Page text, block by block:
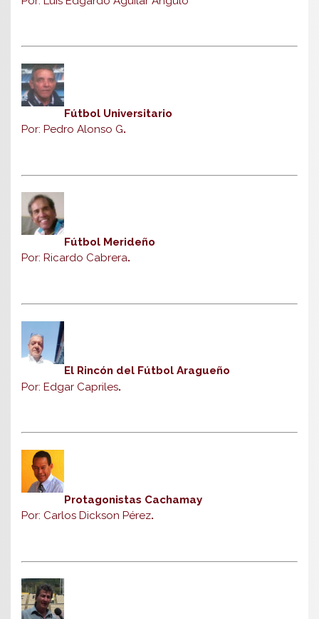
Fútbol Universitario
Por: Pedro Alonso G.
Fútbol Merideño
Por: Ricardo Cabrera.
El Rincón del Fútbol Aragueño
Por: Edgar Capriles.
Protagonistas Cachamay
Por: Carlos Dickson Pérez.